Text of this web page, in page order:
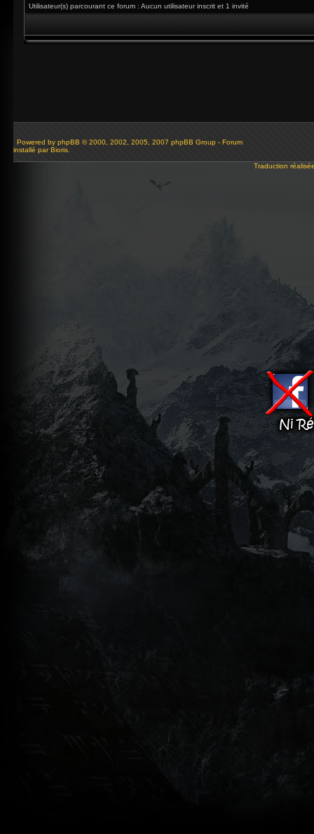
Utilisateur(s) parcourant ce forum : Aucun utilisateur inscrit et 1 invité
Powered by phpBB © 2000, 2002, 2005, 2007 phpBB Group - Forum
installé par Bioris.
Traduction